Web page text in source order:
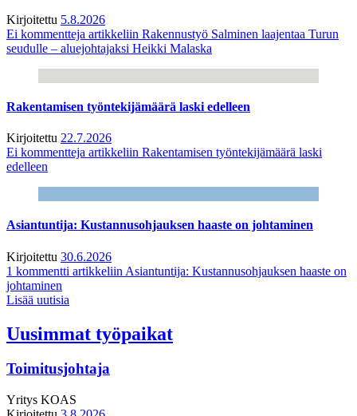
Kirjoitettu 5.8.2026
Ei kommentteja artikkeliin Rakennustyö Salminen laajentaa Turun
seudulle – aluejohtajaksi Heikki Malaska
Rakentamisen työntekijämäärä laski edelleen
Kirjoitettu 22.7.2026
Ei kommentteja artikkeliin Rakentamisen työntekijämäärä laski
edelleen
Asiantuntija: Kustannusohjauksen haaste on johtaminen
Kirjoitettu 30.6.2026
1 kommentti artikkeliin Asiantuntija: Kustannusohjauksen haaste on
johtaminen
Lisää uutisia
Uusimmat työpaikat
Toimitusjohtaja
Yritys KOAS